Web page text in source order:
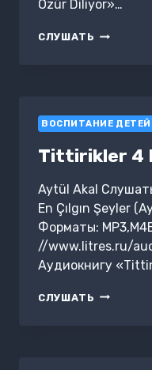
Özür Diliyor»…
СЛУШАТЬ TAVŞAN
ВОСПИТАНИЕ ДЕТЕЙ
Tittirikler 4
Aytül Akal
En Çılgın Şeyler
Форматы:
//www.litres.ru/
Аудиокнигу
СЛУШАТЬ